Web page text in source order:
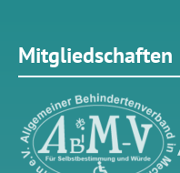
Mitgliedschaften